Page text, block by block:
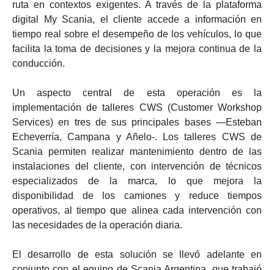
ruta en contextos exigentes. A través de la plataforma
digital My Scania, el cliente accede a información en
tiempo real sobre el desempeño de los vehículos, lo que
facilita la toma de decisiones y la mejora continua de la
conducción.
Un aspecto central de esta operación es la
implementación de talleres CWS (Customer Workshop
Services) en tres de sus principales bases —Esteban
Echeverría, Campana y Añelo-. Los talleres CWS de
Scania permiten realizar mantenimiento dentro de las
instalaciones del cliente, con intervención de técnicos
especializados de la marca, lo que mejora la
disponibilidad de los camiones y reduce tiempos
operativos, al tiempo que alinea cada intervención con
las necesidades de la operación diaria.
El desarrollo de esta solución se llevó adelante en